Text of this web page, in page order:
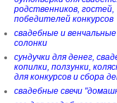
родственников, гостей,
победителей конкурсов
свадебные и
солонки
сундучки для денег,
копилки, ползунки,
для конкурсов и сбора
свадебные свечи